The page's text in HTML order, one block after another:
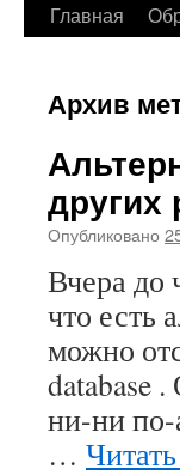
Главная
Архив
других
Опубликовано
Вчера до
что есть
можно
database
ни-ни по-
…